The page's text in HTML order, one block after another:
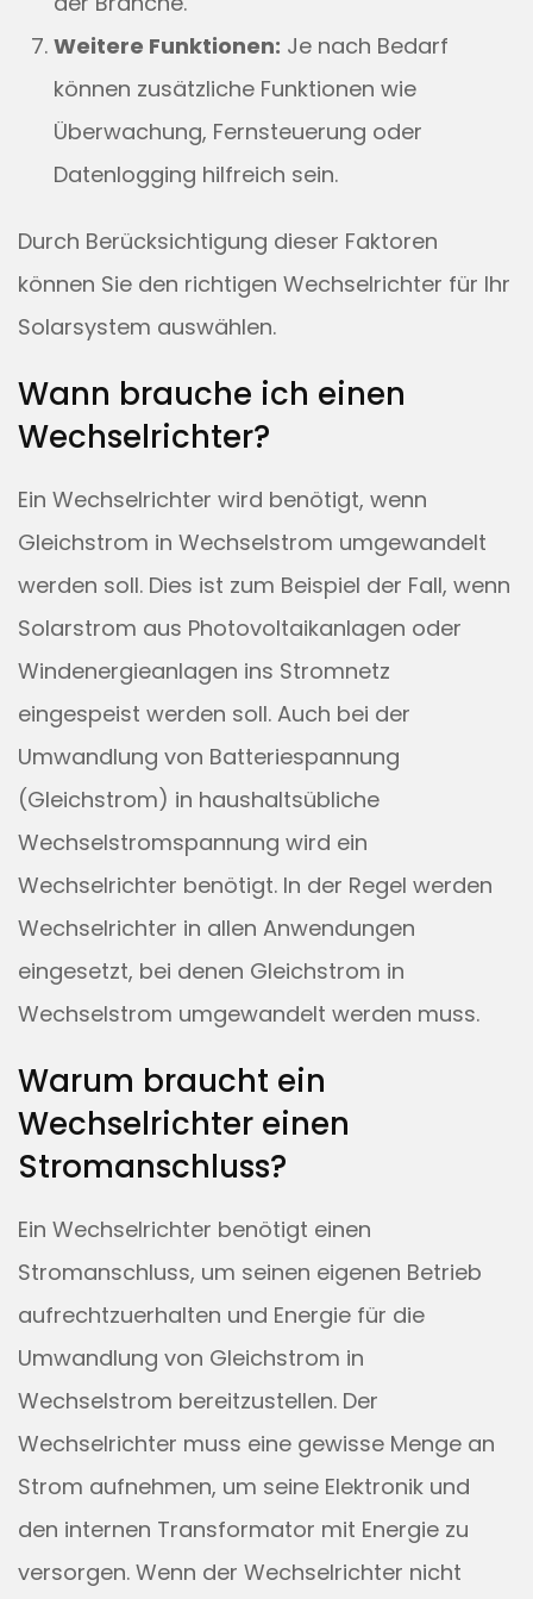
Weitere Funktionen: Je nach Bedarf
können zusätzliche Funktionen wie
Überwachung, Fernsteuerung oder
Datenlogging hilfreich sein.
Durch Berücksichtigung dieser Faktoren
können Sie den richtigen Wechselrichter für Ihr
Solarsystem auswählen.
Wann brauche ich einen
Wechselrichter?
Ein Wechselrichter wird benötigt, wenn
Gleichstrom in Wechselstrom umgewandelt
werden soll. Dies ist zum Beispiel der Fall, wenn
Solarstrom aus Photovoltaikanlagen oder
Windenergieanlagen ins Stromnetz
eingespeist werden soll. Auch bei der
Umwandlung von Batteriespannung
(Gleichstrom) in haushaltsübliche
Wechselstromspannung wird ein
Wechselrichter benötigt. In der Regel werden
Wechselrichter in allen Anwendungen
eingesetzt, bei denen Gleichstrom in
Wechselstrom umgewandelt werden muss.
Warum braucht ein
Wechselrichter einen
Stromanschluss?
Ein Wechselrichter benötigt einen
Stromanschluss, um seinen eigenen Betrieb
aufrechtzuerhalten und Energie für die
Umwandlung von Gleichstrom in
Wechselstrom bereitzustellen. Der
Wechselrichter muss eine gewisse Menge an
Strom aufnehmen, um seine Elektronik und
den internen Transformator mit Energie zu
versorgen. Wenn der Wechselrichter nicht